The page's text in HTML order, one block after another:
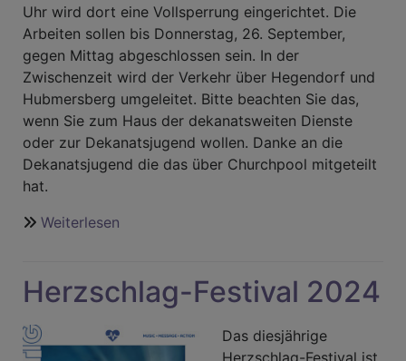
Uhr wird dort eine Vollsperrung eingerichtet. Die
Arbeiten sollen bis Donnerstag, 26. September,
gegen Mittag abgeschlossen sein. In der
Zwischenzeit wird der Verkehr über Hegendorf und
Hubmersberg umgeleitet. Bitte beachten Sie das,
wenn Sie zum Haus der dekanatsweiten Dienste
oder zur Dekanatsjugend wollen. Danke an die
Dekanatsjugend die das über Churchpool mitgeteilt
hat.
Weiterlesen
über
Umwege
erreichbar
Herzschlag-Festival 2024
Das diesjährige